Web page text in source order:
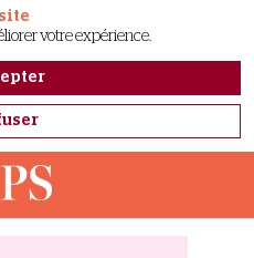
votre expérience.